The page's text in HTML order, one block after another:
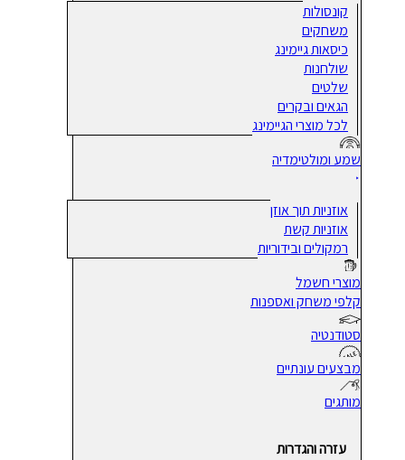
קונסולות
משחקים
כיסאות גיימינג
שולחנות
שלטים
הגאים ובקרים
לכל מוצרי הגיימינג
שמע ומולטימדיה
אוזניות תוך אוזן
אוזניות קשת
רמקולים ובידוריות
מוצרי חשמל
קלפי משחק ואספנות
סטודנטיה
מבצעים עונתיים
מותגים
עזרה והגדרות